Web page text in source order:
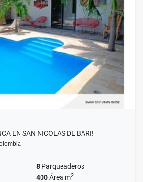
EN SAN NICOLAS DE BARI!
8 Parqueaderos
400Área m2